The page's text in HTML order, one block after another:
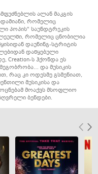
ალან მაკგის
რომელიც
პოპის" საუნდტრეკის
რომელიც ცნობილია
დაუნინგ-სტრიტის
დაწყებული
Creation-ს ჰქონდა ეს
და მუსიკის
რაც კი ოდესმე გსმენიათ,
მუსიკისა და
მოაქვს მსოფლიო
ბენდები.